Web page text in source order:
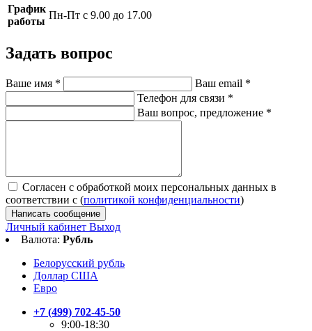
График
работы
Пн-Пт с 9.00 до 17.00
Задать вопрос
Ваше имя * Ваш email *
Телефон для связи *
Ваш вопрос, предложение *
Согласен с обработкой моих персональных данных в
соответствии с (политикой конфиденциальности)
Написать сообщение
Личный кабинет Выход
Валюта: Рубль
Белорусский рубль
Доллар США
Евро
+7 (499) 702-45-50
9:00-18:30